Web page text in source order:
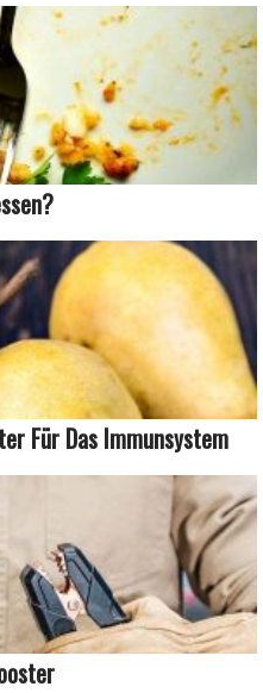
Für Das Immunsystem